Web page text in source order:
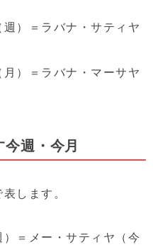
）＝ラバナ・サティヤ
）＝ラバナ・マーサヤ
週・今月
します。
＝メー・サティヤ（今